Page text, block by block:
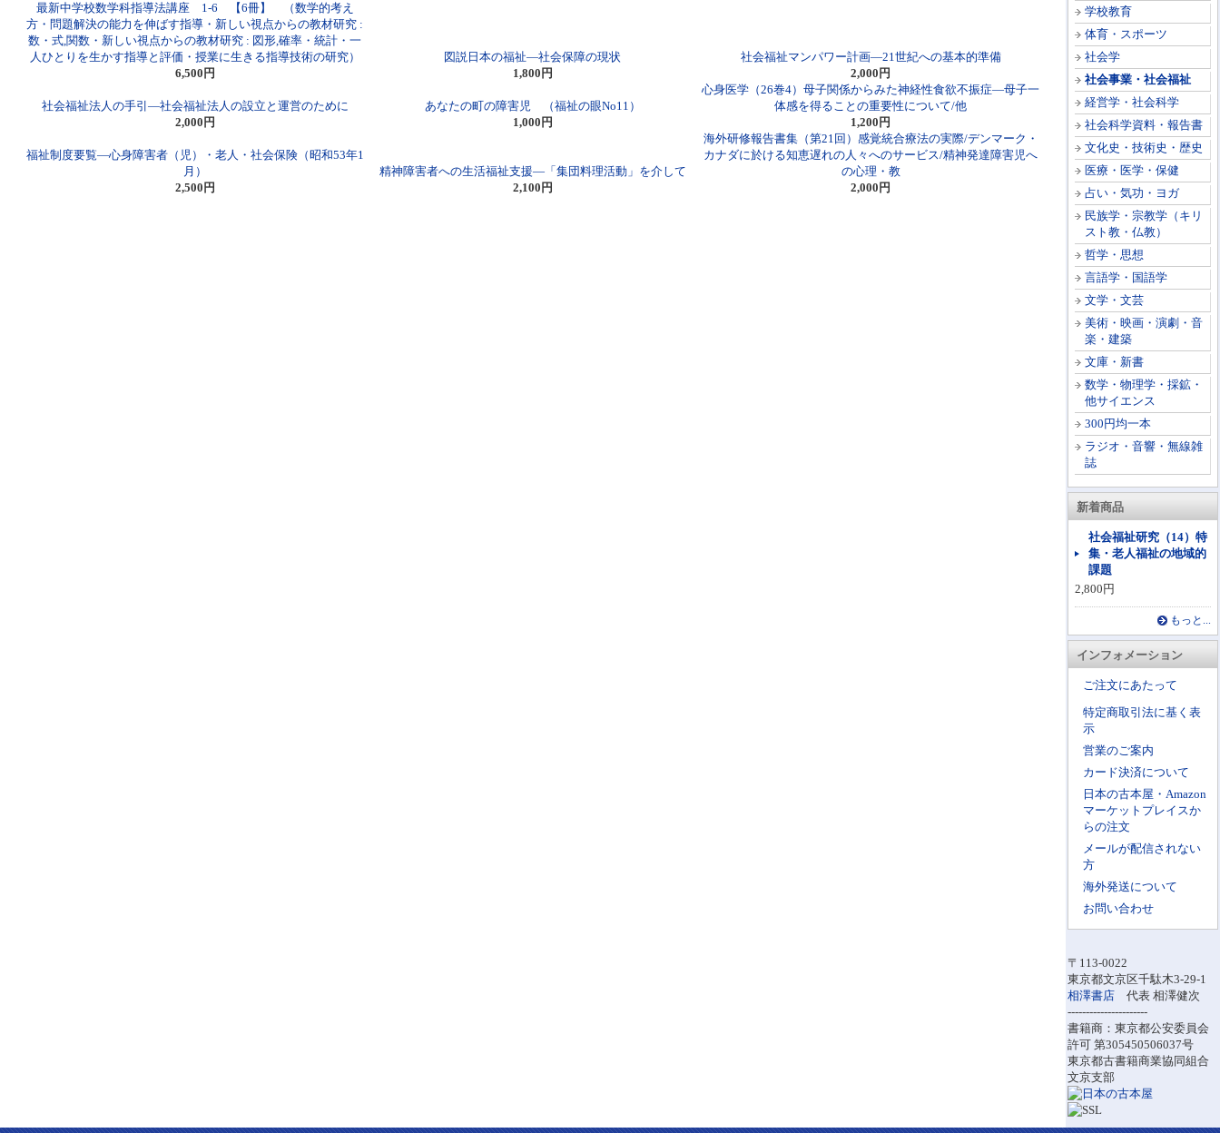
学校教育
体育・スポーツ
社会学
社会事業・社会福祉
経営学・社会科学
社会科学資料・報告書
文化史・技術史・歴史
医療・医学・保健
占い・気功・ヨガ
民族学・宗教学（キリ
スト教・仏教）
哲学・思想
言語学・国語学
文学・文芸
美術・映画・演劇・音
楽・建築
文庫・新書
数学・物理学・採鉱・
他サイエンス
300円均一本
ラジオ・音響・無線雑
誌
新着商品
社会福祉研究（14）特
集・老人福祉の地域的
課題
2,800円
もっと...
インフォメーション
ご注文にあたって
特定商取引法に基く表
示
営業のご案内
カード決済について
日本の古本屋・Amazon
マーケットプレイスか
らの注文
メールが配信されない
方
海外発送について
お問い合わせ
〒113-0022
東京都文京区千駄木3-29-1
相澤書店 代表 相澤健次
----------------------
書籍商：東京都公安委員会
許可 第305450506037号
東京都古書籍商業協同組合
文京支部
最新中学校数学科指導法講座 1-6 【6冊】 （数学的考え
方・問題解決の能力を伸ばす指導・新しい視点からの教材研究 :
数・式,関数・新しい視点からの教材研究 : 図形,確率・統計・一
人ひとりを生かす指導と評価・授業に生きる指導技術の研究）
6,500円
図説日本の福祉―社会保障の現状
1,800円
社会福祉マンパワー計画―21世紀への基本的準備
2,000円
社会福祉法人の手引―社会福祉法人の設立と運営のために
2,000円
あなたの町の障害児 （福祉の眼No11）
1,000円
心身医学（26巻4）母子関係からみた神経性食欲不振症―母子一
体感を得ることの重要性について/他
1,200円
福祉制度要覧―心身障害者（児）・老人・社会保険（昭和53年1
月）
2,500円
精神障害者への生活福祉支援―「集団料理活動」を介して
2,100円
海外研修報告書集（第21回）感覚統合療法の実際/デンマーク・
カナダに於ける知恵遅れの人々へのサービス/精神発達障害児へ
の心理・教
2,000円